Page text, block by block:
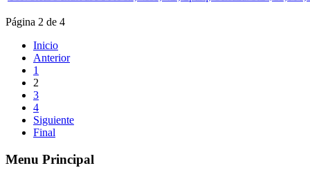
Página 2 de 4
Inicio
Anterior
1
2
3
4
Siguiente
Final
Menu Principal